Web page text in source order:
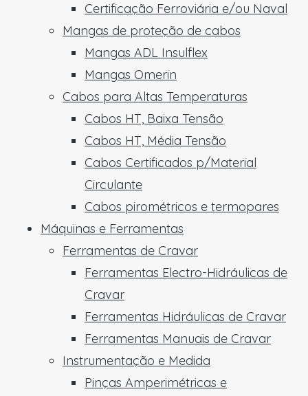
Certificação Ferroviária e/ou Naval
Mangas de proteção de cabos
Mangas ADL Insulflex
Mangas Omerin
Cabos para Altas Temperaturas
Cabos HT, Baixa Tensão
Cabos HT, Média Tensão
Cabos Certificados p/Material
Circulante
Cabos pirométricos e termopares
Máquinas e Ferramentas
Ferramentas de Cravar
Ferramentas Electro-Hidráulicas de
Cravar
Ferramentas Hidráulicas de Cravar
Ferramentas Manuais de Cravar
Instrumentação e Medida
Pinças Amperimétricas e